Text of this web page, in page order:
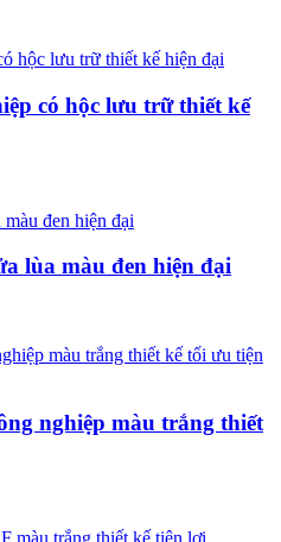
có hộc lưu trữ thiết kế
lùa màu đen hiện đại
nghiệp màu trắng thiết